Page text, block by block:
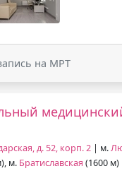
на МРТ
д. 52, корп. 2 | м.
м. Братиславская (1600 м)